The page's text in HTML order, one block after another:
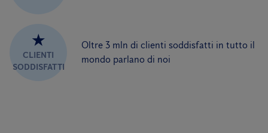
★
CLIENTI
SODDISFATTI
Oltre 3 mln di clienti soddisfatti in tutto il
mondo parlano di noi